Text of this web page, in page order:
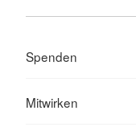
Spenden
Mitwirken